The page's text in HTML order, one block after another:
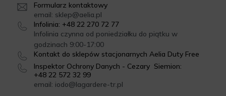
Formularz kontaktowy
email: sklep@aelia.pl
Infolinia: +48 22 270 72 77
Infolinia czynna od poniedziałku do piątku w
godzinach 9:00-17:00
Kontakt do sklepów stacjonarnych Aelia Duty Free
Inspektor Ochrony Danych - Cezary Siemion:
+48 22 572 32 99
email: iodo@lagardere-tr.pl